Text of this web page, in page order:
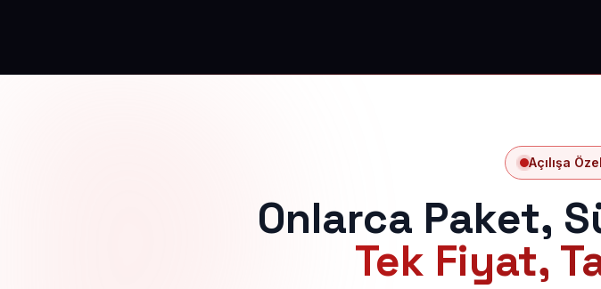
Açılışa
Onlarca Paket,
Tek Fiyat,